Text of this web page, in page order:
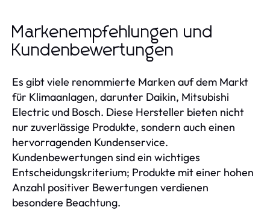
Markenempfehlungen und
Kundenbewertungen
Es gibt viele renommierte Marken auf dem Markt
für Klimaanlagen, darunter Daikin, Mitsubishi
Electric und Bosch. Diese Hersteller bieten nicht
nur zuverlässige Produkte, sondern auch einen
hervorragenden Kundenservice.
Kundenbewertungen sind ein wichtiges
Entscheidungskriterium; Produkte mit einer hohen
Anzahl positiver Bewertungen verdienen
besondere Beachtung.